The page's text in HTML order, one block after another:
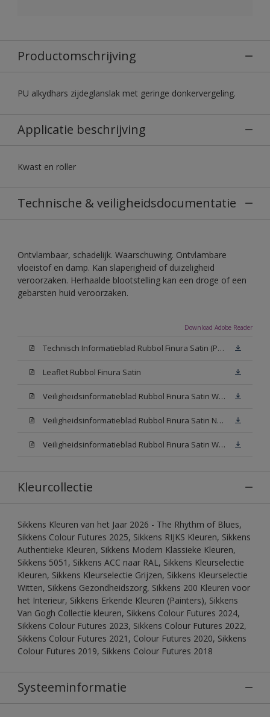
Productomschrijving
PU alkydhars zijdeglanslak met geringe donkervergeling.
Applicatie beschrijving
Kwast en roller
Technische & veiligheidsdocumentatie
Ontvlambaar, schadelijk. Waarschuwing. Ontvlambare
vloeistof en damp. Kan slaperigheid of duizeligheid
veroorzaken. Herhaalde blootstelling kan een droge of een
gebarsten huid veroorzaken.
Download Adobe Reader
Technisch Informatieblad Rubbol Finura Satin (PDF)
Leaflet Rubbol Finura Satin
Veiligheidsinformatieblad Rubbol Finura Satin W05 (MSDS)
Veiligheidsinformatieblad Rubbol Finura Satin N00 (MSDS)
Veiligheidsinformatieblad Rubbol Finura Satin White (MSDS)
Kleurcollectie
Sikkens Kleuren van het Jaar 2026 - The Rhythm of Blues,
Sikkens Colour Futures 2025, Sikkens RIJKS Kleuren, Sikkens
Authentieke Kleuren, Sikkens Modern Klassieke Kleuren,
Sikkens 5051, Sikkens ACC naar RAL, Sikkens Kleurselectie
Kleuren, Sikkens Kleurselectie Grijzen, Sikkens Kleurselectie
Witten, Sikkens Gezondheidszorg, Sikkens 200 Kleuren voor
het Interieur, Sikkens Erkende Kleuren (Painters), Sikkens
Van Gogh Collectie kleuren, Sikkens Colour Futures 2024,
Sikkens Colour Futures 2023, Sikkens Colour Futures 2022,
Sikkens Colour Futures 2021, Colour Futures 2020, Sikkens
Colour Futures 2019, Sikkens Colour Futures 2018
Systeeminformatie